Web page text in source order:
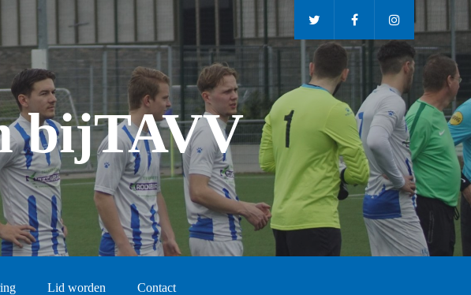
bijTAVV
Lid worden Contact